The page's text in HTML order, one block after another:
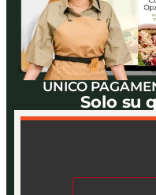
UNICO
Solo su